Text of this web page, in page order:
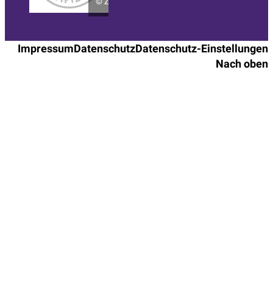
ImpressumDatenschutzDatenschutz-Einstellungen
Nach oben